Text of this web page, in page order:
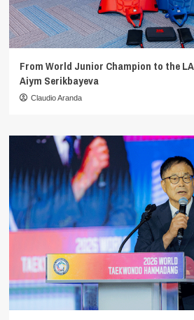
From World Junior Champion to the
Aiym Serikbayeva
Claudio Aranda